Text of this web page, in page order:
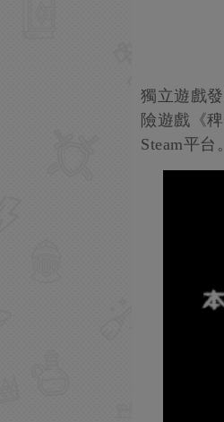
獨立遊戲
險遊戲《
Steam平台。